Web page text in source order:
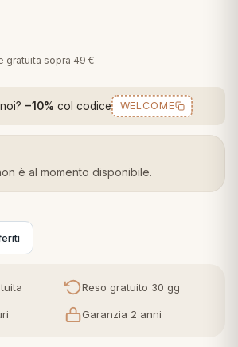
gratuita sopra 49 €
−10% col codice WELCOME
è al momento disponibile.
Reso gratuito 30 gg
Garanzia 2 anni